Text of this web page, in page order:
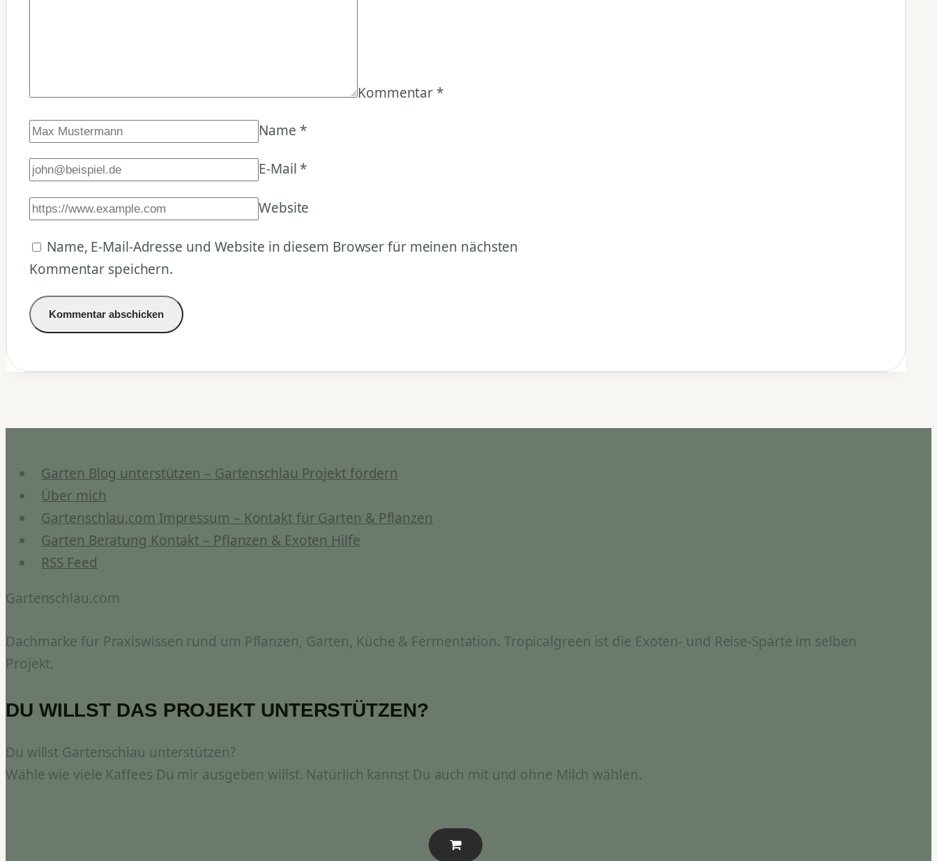
Kommentar *
Name *
E-Mail *
Website
Name, E-Mail-Adresse und Website in diesem Browser für meinen nächsten
Kommentar speichern.
Garten Blog unterstützen – Gartenschlau Projekt fördern
Über mich
Gartenschlau.com Impressum – Kontakt für Garten & Pflanzen
Garten Beratung Kontakt – Pflanzen & Exoten Hilfe
RSS Feed
Gartenschlau.com
Dachmarke für Praxiswissen rund um Pflanzen, Garten, Küche & Fermentation. Tropicalgreen ist die Exoten- und Reise-Sparte im selben
Projekt.
DU WILLST DAS PROJEKT UNTERSTÜTZEN?
Du willst Gartenschlau unterstützen?
Wähle wie viele Kaffees Du mir ausgeben willst. Natürlich kannst Du auch mit und ohne Milch wählen.